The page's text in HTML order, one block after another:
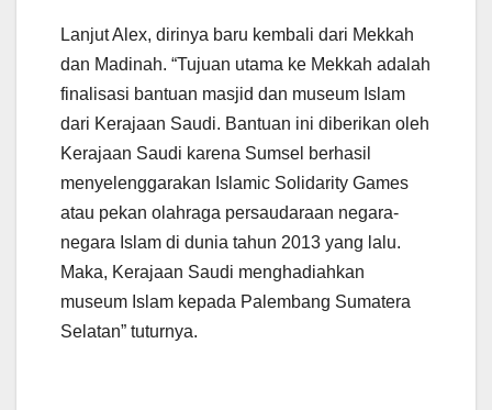
Lanjut Alex, dirinya baru kembali dari Mekkah
dan Madinah. “Tujuan utama ke Mekkah adalah
finalisasi bantuan masjid dan museum Islam
dari Kerajaan Saudi. Bantuan ini diberikan oleh
Kerajaan Saudi karena Sumsel berhasil
menyelenggarakan Islamic Solidarity Games
atau pekan olahraga persaudaraan negara-
negara Islam di dunia tahun 2013 yang lalu.
Maka, Kerajaan Saudi menghadiahkan
museum Islam kepada Palembang Sumatera
Selatan” tuturnya.